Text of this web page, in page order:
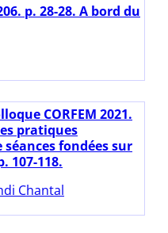
p. 28-28. A bord du
CORFEM 2021.
pratiques
fondées sur
107-118.
Chantal